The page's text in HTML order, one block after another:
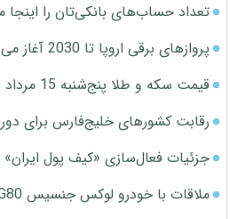
تعداد حساب‌های بانکی‌تان را اینجا
پروازهای برقی اروپا تا 2030 آغاز می‌شود
قیمت سکه و طلا پنج‌شنبه 15 مرداد 1405
رقابت کشورهای خلیج‌فارس برای
جزئیات فعال‌سازی «کیف پول ایران»
ملاقات با خودرو لوکس جنسیس G80 در ایران